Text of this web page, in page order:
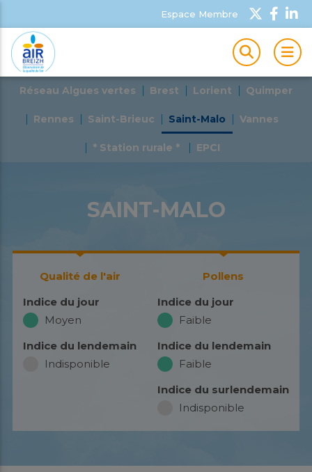
Espace Membre
Réseau Algues vertes Brest Lorient Quimper
Rennes Saint-Brieuc Saint-Malo Vannes
* Station rurale * EPCI
SAINT-MALO
Qualité de l'air
Indice du jour
Moyen
Indice du lendemain
Indisponible
Pollens
Indice du jour
Faible
Indice du lendemain
Faible
Indice du surlendemain
Indisponible